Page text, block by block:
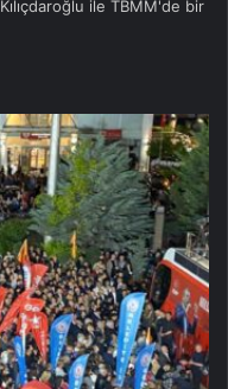
ile TBMM'de bir